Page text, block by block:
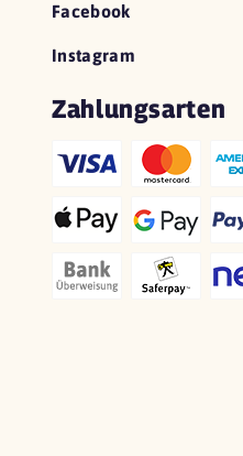
Facebook
Instagram
Zahlungsarten